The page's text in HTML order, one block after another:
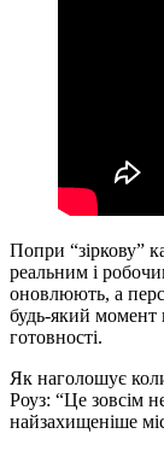
Попри “зіркову”
реальним і
оновлюють, а
будь-який момент
готовності.
Як наголошує
Роуз: “Це зовсім
найзахищеніше